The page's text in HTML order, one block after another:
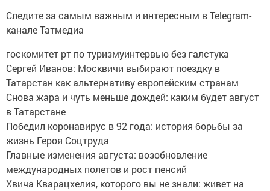
Следите за самым важным и интересным в Telegram-
канале Татмедиа
госкомитет рт по туризмуинтервью без галстука
Сергей Иванов: Москвичи выбирают поездку в
Татарстан как альтернативу европейским странам
Снова жара и чуть меньше дождей: каким будет август
в Татарстане
Победил коронавирус в 92 года: история борьбы за
жизнь Героя Соцтруда
Главные изменения августа: возобновление
международных полетов и рост пенсий
Хвича Кварацхелия, которого вы не знали: живет на